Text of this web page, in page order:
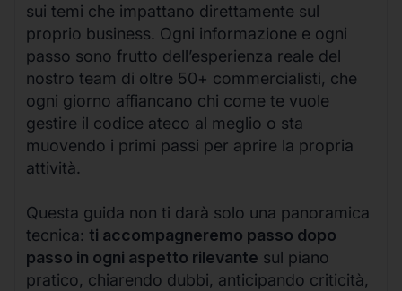
sui temi che impattano direttamente sul
proprio business. Ogni informazione e ogni
passo sono frutto dell’esperienza reale del
nostro team di oltre 50+ commercialisti, che
ogni giorno affiancano chi come te vuole
gestire il codice ateco al meglio o sta
muovendo i primi passi per aprire la propria
attività.
Questa guida non ti darà solo una panoramica
tecnica: ti accompagneremo passo dopo
passo in ogni aspetto rilevante sul piano
pratico, chiarendo dubbi, anticipando criticità,